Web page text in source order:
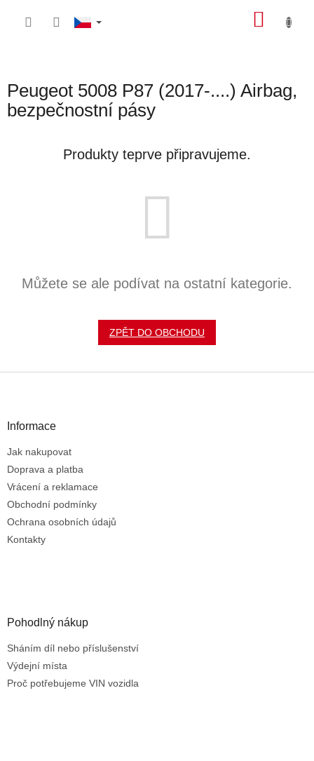
Peugeot 5008 P87 (2017-....) Airbag,
bezpečnostní pásy
Produkty teprve připravujeme.
Můžete se ale podívat na ostatní kategorie.
ZPĚT DO OBCHODU
Informace
Jak nakupovat
Doprava a platba
Vrácení a reklamace
Obchodní podmínky
Ochrana osobních údajů
Kontakty
Pohodlný nákup
Sháním díl nebo příslušenství
Výdejní místa
Proč potřebujeme VIN vozidla